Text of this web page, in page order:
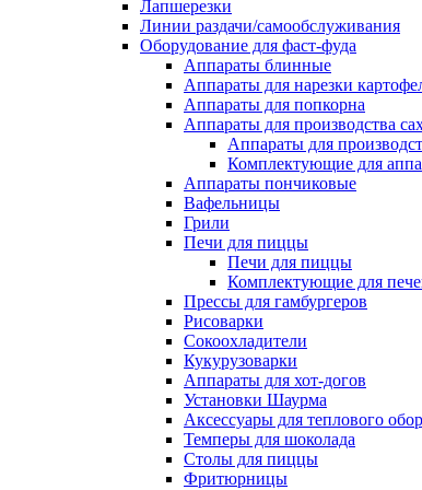
Лапшерезки
Линии раздачи/самообслуживания
Оборудование для фаст-фуда
Аппараты блинные
Аппараты для нарезки
Аппараты для попкорна
Аппараты для производства
Аппараты для
Комплектующие для
Аппараты пончиковые
Вафельницы
Грили
Печи для пиццы
Печи для пиццы
Комплектующие для
Прессы для гамбургеров
Рисоварки
Сокоохладители
Кукурузоварки
Аппараты для хот-догов
Установки Шаурма
Аксессуары для теплового
Темперы для шоколада
Столы для пиццы
Фритюрницы